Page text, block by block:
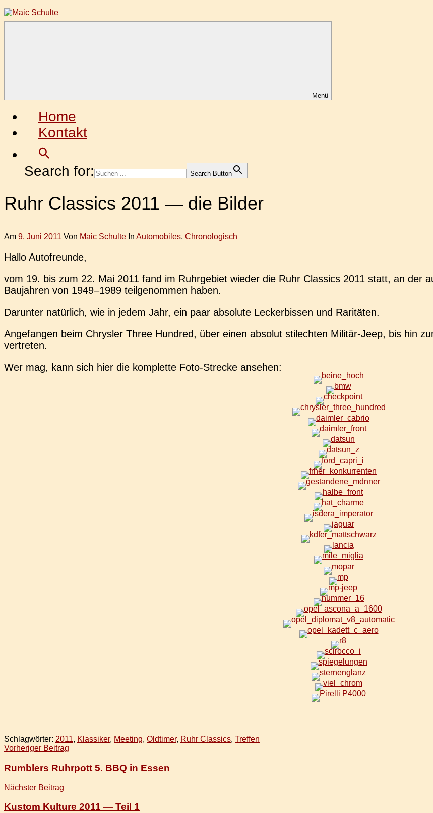
Zum
Inhalt
Menü
Home
Kontakt
Search for: Search Button
Ruhr Classics 2011 — die Bilder
Am 9. Juni 2011 Von Maic Schulte In Automobiles, Chronologisch
Hallo Auto­freun­de,
vom 19. bis zum 22. Mai 2011 fand im Ruhr­ge­biet wieder die Ruhr Clas­sics 2011 statt, an der
Bau­jah­ren von 1949–1989 teil­ge­nom­men haben.
Dar­un­ter natür­lich, wie in jedem Jahr, ein paar abso­lu­te Lecker­bis­sen und Raritäten.
Ange­fan­gen beim Chrys­ler Three Hundred, über einen abso­lut stil­ech­ten Mili­tär-Jeep, bis hin
vertreten.
Wer mag, kann sich hier die kom­plet­te Foto-Stre­cke ansehen:
Schlagwörter: 2011, Klassiker, Meeting, Oldtimer, Ruhr Classics, Treffen
Beitragsnavigation
Vorheriger Beitrag
Rumblers Ruhrpott 5. BBQ in Essen
Nächster Beitrag
Kustom Kulture 2011 — Teil 1